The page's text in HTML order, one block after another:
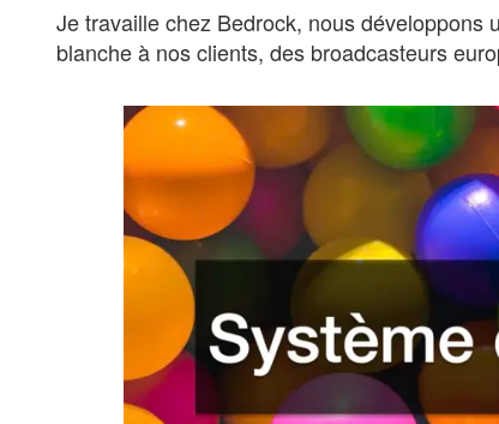
Je travaille chez Bedrock, nous développons
blanche à nos clients, des broadcasteurs